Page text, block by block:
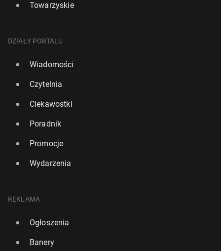
Towarzyskie
DZIAŁY PORTALU
Wiadomości
Czytelnia
Ciekawostki
Poradnik
Promocje
Wydarzenia
REKLAMA
Ogłoszenia
Banery